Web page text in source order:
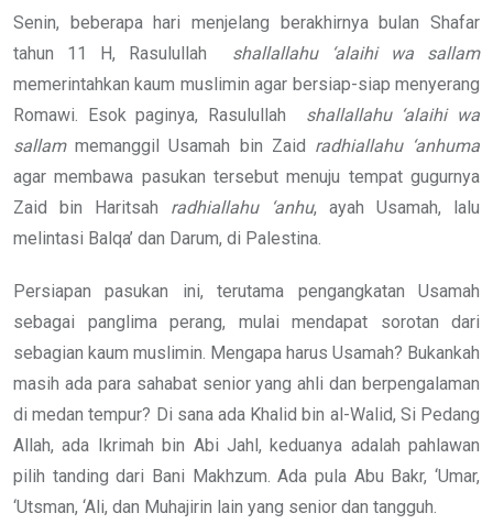
Senin, beberapa hari menjelang berakhirnya bulan Shafar
tahun 11 H, Rasulullah
shallallahu ‘alaihi wa sallam
memerintahkan kaum muslimin agar bersiap-siap menyerang
Romawi. Esok paginya, Rasulullah
shallallahu ‘alaihi wa
sallammemanggil Usamah bin Zaid radhiallahu ‘anhuma
agar membawa pasukan tersebut menuju tempat gugurnya
Zaid bin Haritsah radhiallahu ‘anhu, ayah Usamah, lalu
melintasi Balqa’ dan Darum, di Palestina.
Persiapan pasukan ini, terutama pengangkatan Usamah
sebagai panglima perang, mulai mendapat sorotan dari
sebagian kaum muslimin. Mengapa harus Usamah? Bukankah
masih ada para sahabat senior yang ahli dan berpengalaman
di medan tempur? Di sana ada Khalid bin al-Walid, Si Pedang
Allah, ada Ikrimah bin Abi Jahl, keduanya adalah pahlawan
pilih tanding dari Bani Makhzum. Ada pula Abu Bakr, ‘Umar,
‘Utsman, ‘Ali, dan Muhajirin lain yang senior dan tangguh.